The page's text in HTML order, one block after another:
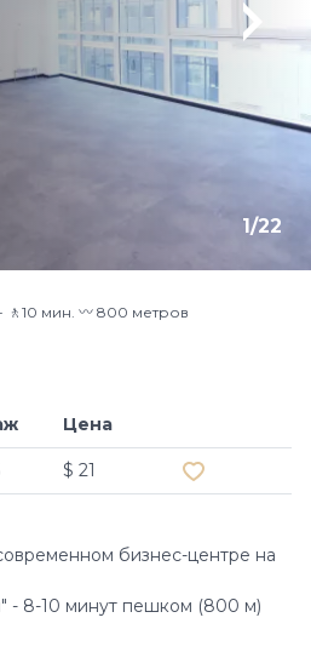
1/22
🚶10 мин. 〰️ 800 метров
Цена
$ 21
бизнес-центре на
- 8-10 минут пешком (800 м)